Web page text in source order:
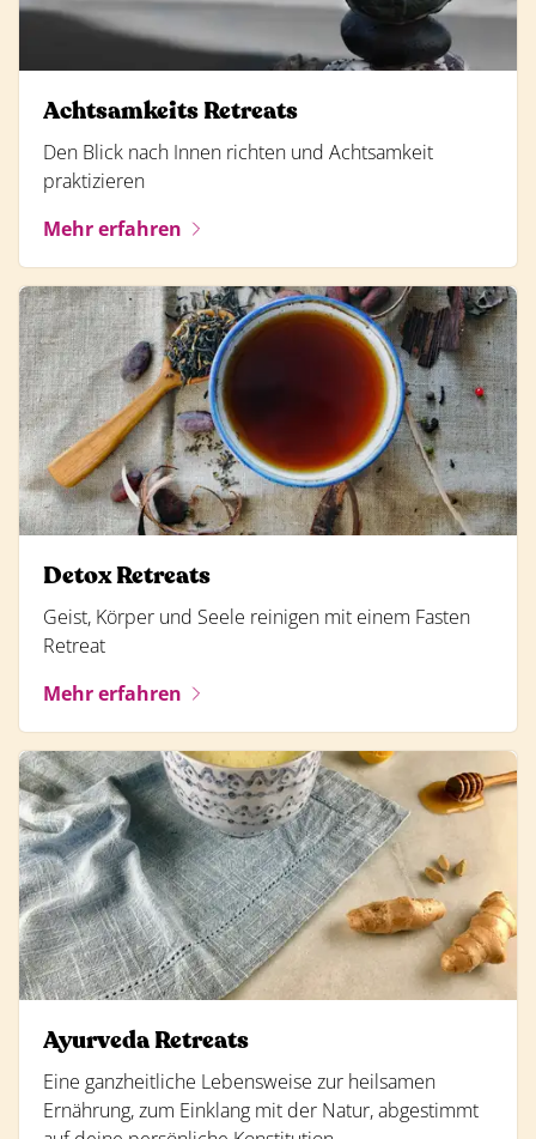
Achtsamkeits Retreats
Den Blick nach Innen richten und Achtsamkeit
praktizieren
Mehr erfahren
Detox Retreats
Geist, Körper und Seele reinigen mit einem Fasten
Retreat
Mehr erfahren
Ayurveda Retreats
Eine ganzheitliche Lebensweise zur heilsamen
Ernährung, zum Einklang mit der Natur, abgestimmt